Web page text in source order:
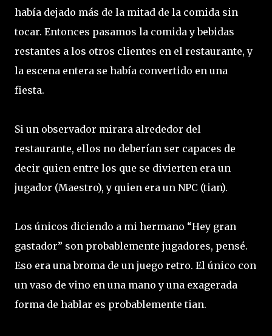
había dejado más de la mitad de la comida sin
tocar. Entonces pasamos la comida y bebidas
restantes a los otros clientes en el restaurante, y
la escena entera se había convertido en una
fiesta.
Si un observador mirara alrededor del
restaurante, ellos no deberían ser capaces de
decir quien entre los que se divierten era un
jugador (Maestro), y quien era un NPC (tian).
Los únicos diciendo a mi hermano “Hey gran
gastador” son probablemente jugadores, pensé.
Eso era una broma de un juego retro. El único con
un vaso de vino en una mano y una exagerada
forma de hablar es probablemente tian.